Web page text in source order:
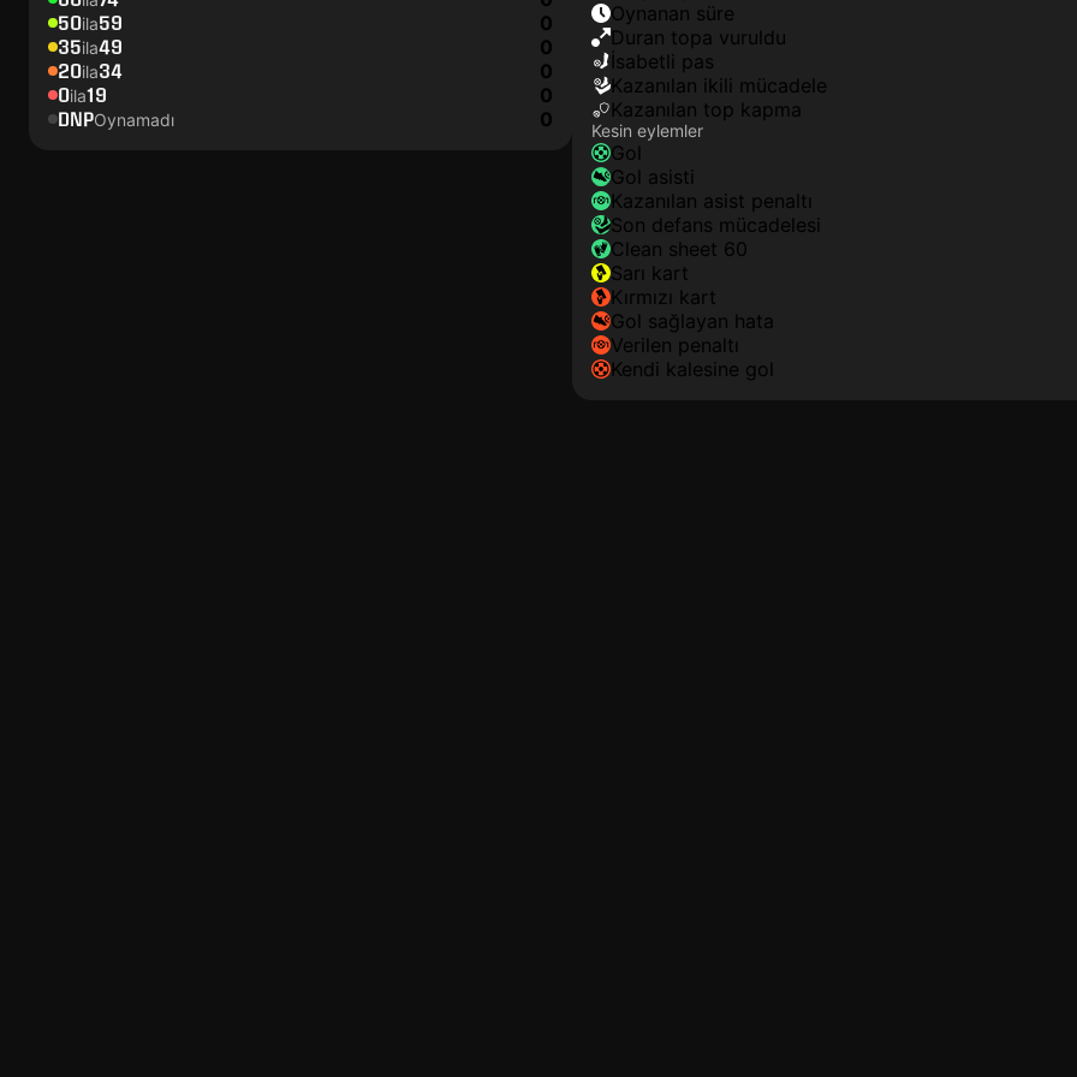
50ila59 0
35ila49 0
20ila34 0
0ila19 0
DNPOynamadı 0
oynanan süre
duran topa vuruldu
isabetli pas
kazanılan ikili mücadele
kazanılan top kapma
Kesin eylemler
gol
gol asisti
kazanılan asist penaltı
son defans mücadelesi
clean sheet 60
sarı kart
kırmızı kart
gol sağlayan hata
verilen penaltı
kendi kalesine gol